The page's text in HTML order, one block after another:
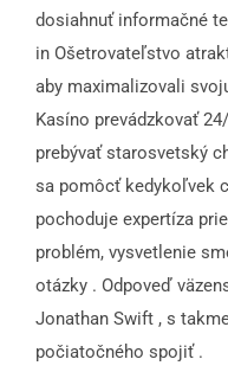
dosiahnuť informačné
in Ošetrovateľstvo
aby maximalizovali
Kasíno prevádzkovať
prebývať starosvetský
sa pomôcť kedykoľvek
pochoduje expertíza
problém, vysvetlenie
otázky . Odpoveď
Jonathan Swift , s
počiatočného spojiť .